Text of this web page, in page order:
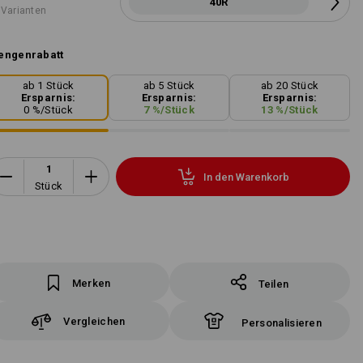
ab 1 Stück
Ersparnis:
0 %/Stück
ab 5 Stück
Ersparnis:
7%/Stück
ab 20 Stück
Ersparnis:
13 %/Stück
Stück
In den Warenkorb
Merken Teilen
Vergleichen Personalisieren